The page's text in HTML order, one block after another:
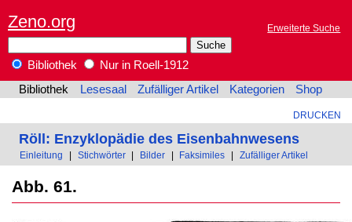
Zeno.org Erweiterte Suche
Bibliothek
Nur in Roell-1912
Bibliothek
Lesesaal Zufälliger Artikel Kategorien Shop
DRUCKEN
Röll: Enzyklopädie des Eisenbahnwesens
Einleitung Stichwörter Bilder Faksimiles Zufälliger Artikel
Abb. 61.